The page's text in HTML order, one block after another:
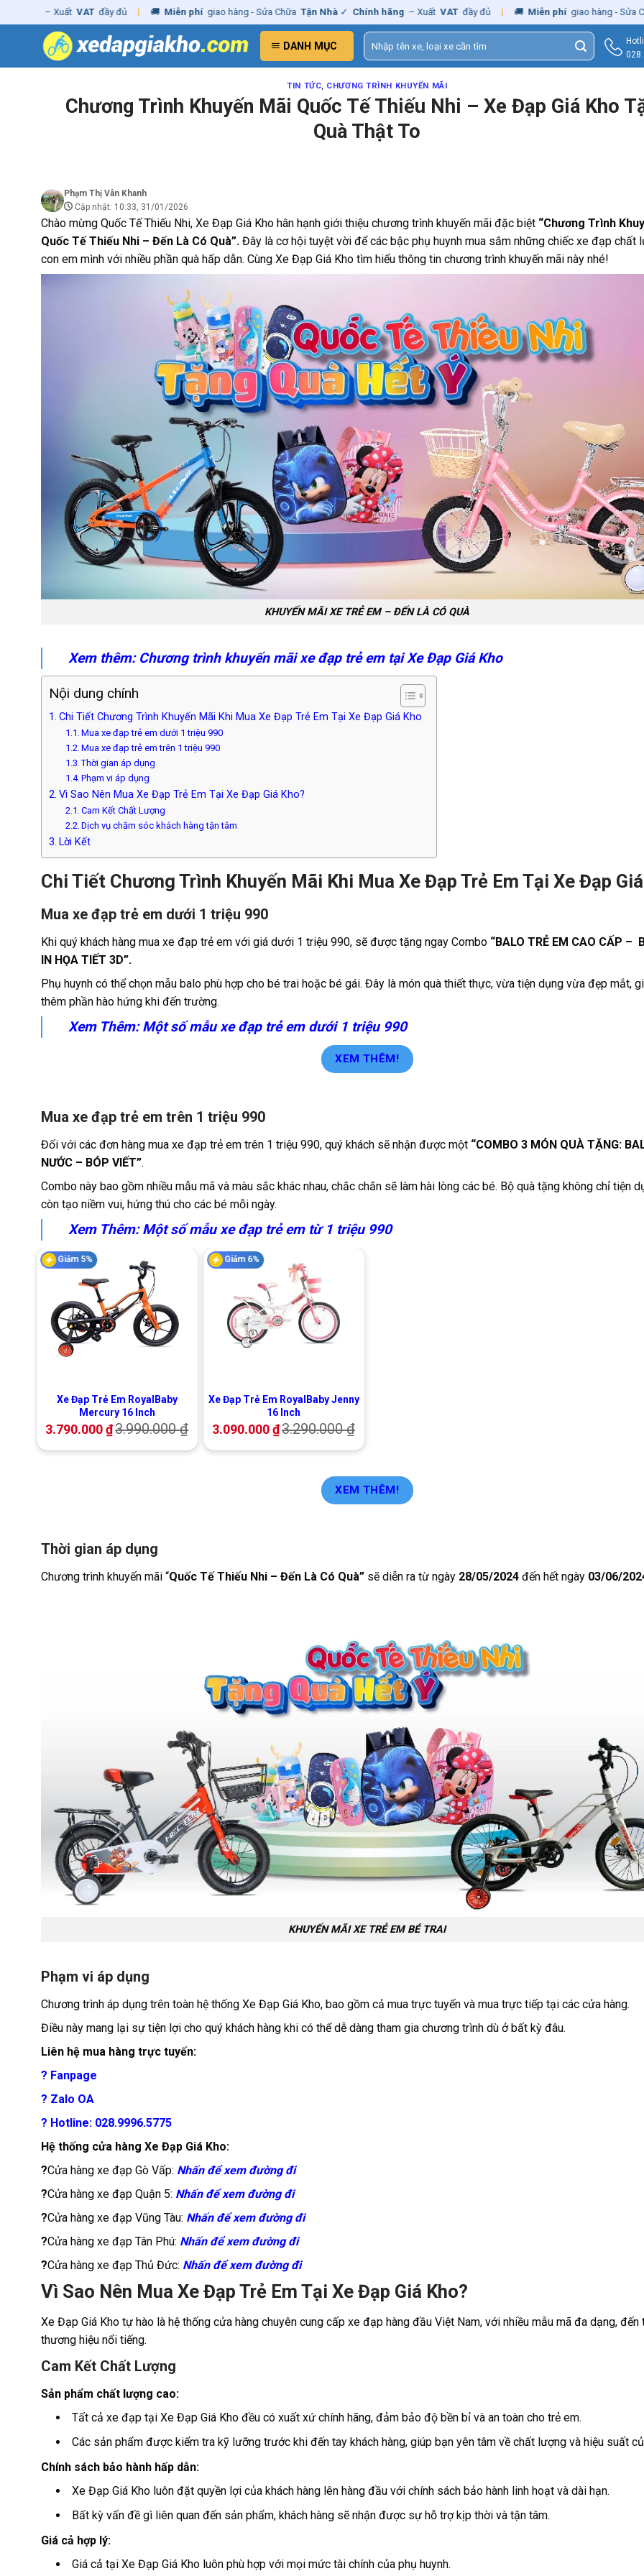
to
VAT đầy đủ | 🚚 Miễn phí giao hàng - Sửa Chữa Tận Nhà ✓ Chính hãng – Xuất VAT đầy đủ | 🚚 Miễn phí giao hàng - Sửa Chữa
DANH MỤC
Tìm
kiếm:
TIN TỨC, CHƯƠNG TRÌNH KHUYẾN MÃI
Chương Trình Khuyến Mãi Quốc Tế Thiếu Nhi – Xe Đạp Giá Kho
Quà Thật To
Phạm Thị Vân Khanh
Cập nhật: 10:33, 31/01/2026
Chào mừng Quốc Tế Thiếu Nhi, Xe Đạp Giá Kho hân hạnh giới thiệu chương trình khuyến mãi đặc biệt “Chương Trình
Quốc Tế Thiếu Nhi – Đến Là Có Quà”. Đây là cơ hội tuyệt vời để các bậc phụ huynh mua sắm những chiếc xe đạp chất
con em mình với nhiều phần quà hấp dẫn. Cùng Xe Đạp Giá Kho tìm hiểu thông tin chương trình khuyến mãi này nhé!
KHUYẾN MÃI XE TRẺ EM – ĐẾN LÀ CÓ QUÀ
Xem thêm: Chương trình khuyến mãi xe đạp trẻ em tại Xe Đạp Giá Kho
Nội dung chính
Chi Tiết Chương Trình Khuyến Mãi Khi Mua Xe Đạp Trẻ Em Tại Xe Đạp Giá Kho
Mua xe đạp trẻ em dưới 1 triệu 990
Mua xe đạp trẻ em trên 1 triệu 990
Thời gian áp dụng
Phạm vi áp dụng
Vì Sao Nên Mua Xe Đạp Trẻ Em Tại Xe Đạp Giá Kho?
Cam Kết Chất Lượng
Dịch vụ chăm sóc khách hàng tận tâm
Lời Kết
Chi Tiết Chương Trình Khuyến Mãi Khi Mua Xe Đạp Trẻ Em Tại Xe Đạp
Mua xe đạp trẻ em dưới 1 triệu 990
Khi quý khách hàng mua xe đạp trẻ em với giá dưới 1 triệu 990, sẽ được tặng ngay Combo “BALO TRẺ EM CAO CẤP –
IN HỌA TIẾT 3D”.
Phụ huynh có thể chọn mẫu balo phù hợp cho bé trai hoặc bé gái. Đây là món quà thiết thực, vừa tiện dụng vừa đẹp mắt,
thêm phần hào hứng khi đến trường.
Xem Thêm: Một số mẫuxe đạp trẻ emdưới 1 triệu 990
XEM THÊM!
Mua xe đạp trẻ em trên 1 triệu 990
Đối với các đơn hàng mua xe đạp trẻ em trên 1 triệu 990, quý khách sẽ nhận được một “COMBO 3 MÓN QUÀ TẶNG:
NƯỚC – BÓP VIẾT”.
Combo này bao gồm nhiều mẫu mã và màu sắc khác nhau, chắc chắn sẽ làm hài lòng các bé. Bộ quà tặng không chỉ tiện
còn tạo niềm vui, hứng thú cho các bé mỗi ngày.
Xem Thêm: Một số mẫuxe đạp trẻ emtừ 1 triệu 990
Giảm 5%
+
Xe Đạp Trẻ Em RoyalBaby
Mercury 16 Inch
3.790.000₫3.990.000₫
Giảm 6%
Xe Đạp Trẻ Em RoyalBaby Jenny
16 Inch
3.090.000₫3.290.000₫
XEM THÊM!
Thời gian áp dụng
Chương trình khuyến mãi “Quốc Tế Thiếu Nhi – Đến Là Có Quà” sẽ diễn ra từ ngày 28/05/2024 đến hết ngày 03/06/
KHUYẾN MÃI XE TRẺ EM BÉ TRAI
Phạm vi áp dụng
Chương trình áp dụng trên toàn hệ thống Xe Đạp Giá Kho, bao gồm cả mua trực tuyến và mua trực tiếp tại các cửa hàng.
Điều này mang lại sự tiện lợi cho quý khách hàng khi có thể dễ dàng tham gia chương trình dù ở bất kỳ đâu.
Liên hệ mua hàng trực tuyến:
? Fanpage
? Zalo OA
? Hotline: 028.9996.5775
Hệ thống cửa hàng Xe Đạp Giá Kho:
?Cửa hàng xe đạp Gò Vấp: Nhấn để xem đường đi
?Cửa hàng xe đạp Quận 5: Nhấn để xem đường đi
?Cửa hàng xe đạp Vũng Tàu: Nhấn để xem đường đi
?Cửa hàng xe đạp Tân Phú: Nhấn để xem đường đi
?Cửa hàng xe đạp Thủ Đức: Nhấn để xem đường đi
Vì Sao Nên Mua Xe Đạp Trẻ Em Tại Xe Đạp Giá Kho?
Xe Đạp Giá Kho tự hào là hệ thống cửa hàng chuyên cung cấp xe đạp hàng đầu Việt Nam, với nhiều mẫu mã đa dạng, đến
thương hiệu nổi tiếng.
Cam Kết Chất Lượng
Sản phẩm chất lượng cao:
Tất cả xe đạp tại Xe Đạp Giá Kho đều có xuất xứ chính hãng, đảm bảo độ bền bỉ và an toàn cho trẻ em.
Các sản phẩm được kiểm tra kỹ lưỡng trước khi đến tay khách hàng, giúp bạn yên tâm về chất lượng và hiệu suất
Chính sách bảo hành hấp dẫn:
Xe Đạp Giá Kho luôn đặt quyền lợi của khách hàng lên hàng đầu với chính sách bảo hành linh hoạt và dài hạn.
Bất kỳ vấn đề gì liên quan đến sản phẩm, khách hàng sẽ nhận được sự hỗ trợ kịp thời và tận tâm.
Giá cả hợp lý:
Giá cả tại Xe Đạp Giá Kho luôn phù hợp với mọi mức tài chính của phụ huynh.